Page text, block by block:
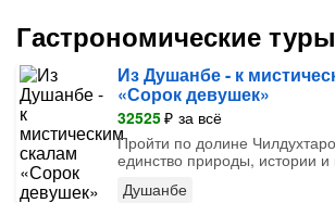
Гастрономические туры
Из Душанбе - к
«Сорок девушек»
32525₽ за всё
Пройти по долине
единство природы, истории и
Душанбе